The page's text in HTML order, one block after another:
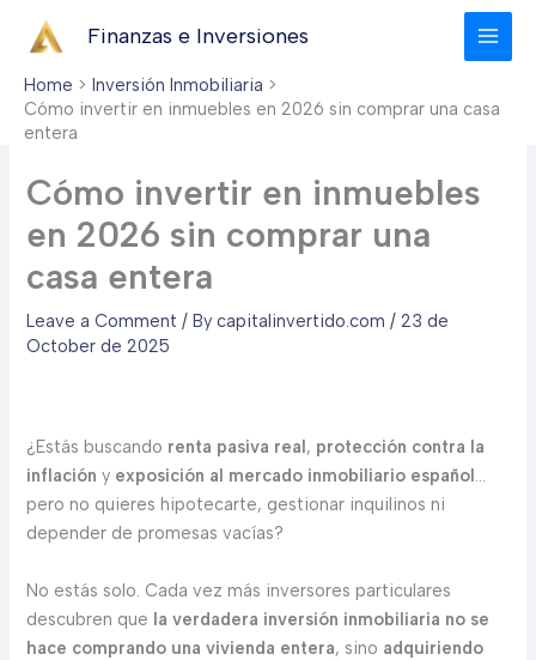
Finanzas e Inversiones
Home
Inversión Inmobiliaria
Cómo invertir en inmuebles en 2026 sin comprar una casa
entera
Cómo invertir en inmuebles
en 2026 sin comprar una
casa entera
Leave a Comment / Bycapitalinvertido.com/ 23 de
October de 2025
¿Estás buscando renta pasiva real , protección contra la
inflación y exposición al mercado inmobiliario español …
pero no quieres hipotecarte, gestionar inquilinos ni
depender de promesas vacías?
No estás solo. Cada vez más inversores particulares
descubren que la verdadera inversión inmobiliaria no se
hace comprando una vivienda entera, sino adquiriendo